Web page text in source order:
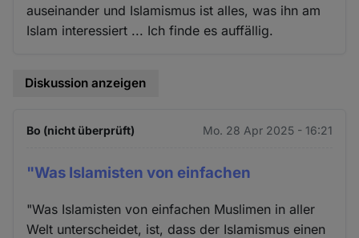
auseinander und Islamismus ist alles, was ihn am
Islam interessiert ... Ich finde es auffällig.
Diskussion anzeigen
Bo (nicht überprüft) Mo. 28 Apr 2025 - 16:21
"Was Islamisten von einfachen
"Was Islamisten von einfachen Muslimen in aller
Welt unterscheidet, ist, dass der Islamismus einen